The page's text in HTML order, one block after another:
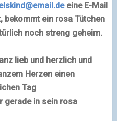
eine E-Mail
ein rosa Tütchen
noch streng geheim.
lieb und herzlich und
Herzen einen
Tag
gerade in sein rosa